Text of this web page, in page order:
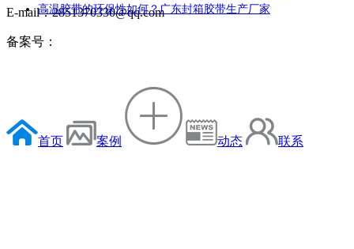
高温胶带的环保性如何？广东封箱胶带生产厂家
E-mail：2851370330@qq.com
备案号：
首页 案例 动态 联系